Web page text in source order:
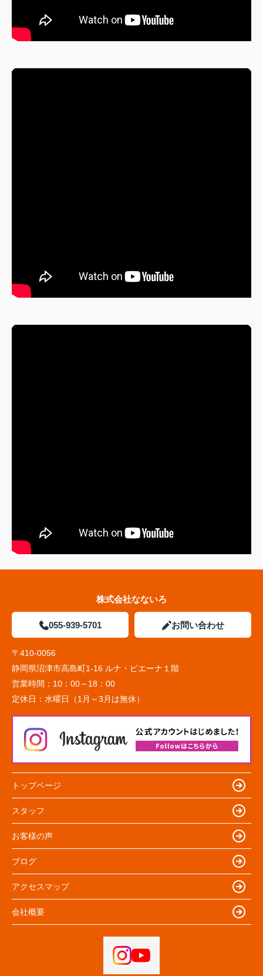
株式会社なないろ
055-939-5701 お問い合わせ
〒410-0056
静岡県沼津市高島町1-16 ルナ・ピエーナ１階
営業時間： 10：00～18：00
定休日： 水曜日（1月～3月は無休）
トップページ
スタッフ
お客様の声
ブログ
アクセスマップ
会社概要